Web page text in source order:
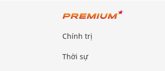
Chính trị
Thời sự